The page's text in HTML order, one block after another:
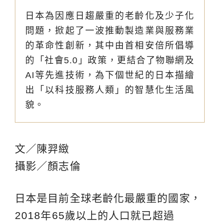
日本為因應日趨嚴重的老齡化及少子化
問題，掀起了一波推動製造業與服務業
的革命性創新，其中由首相安倍所倡導
的「社會5.0」政策，更結合了物聯網及
AI等先進技術，為下個世紀的日本描繪
出「以科技服務人類」的智慧化生活風
貌。
文／陳羿緻
攝影／顏志倫
日本是目前全球老齡化最嚴重的國家，
2018年65歲以上的人口就已超過